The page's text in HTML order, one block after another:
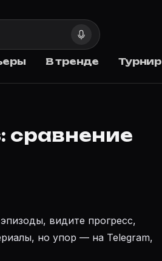
В тренде Турнир
сравнение
видите прогресс,
но упор — на Telegram,